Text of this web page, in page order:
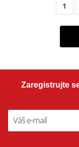
1
Zaregistrujte